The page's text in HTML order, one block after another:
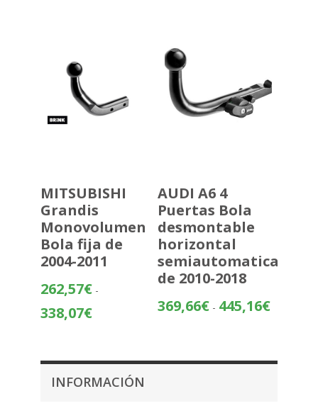
MITSUBISHI
Grandis
Monovolumen
Bola fija de
2004-2011
262,57€ -
338,07€Rango
desde
hasta
AUDI A6 4
Puertas Bola
desmontable
horizontal
semiautomatica
de 2010-2018
369,66€ - 445,16€Rango
369,66€
INFORMACIÓN